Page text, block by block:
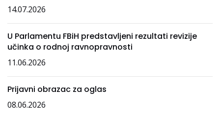
14.07.2026
U Parlamentu FBiH predstavljeni rezultati revizije
učinka o rodnoj ravnopravnosti
11.06.2026
Prijavni obrazac za oglas
08.06.2026